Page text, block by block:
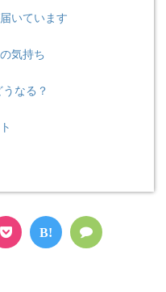
いています
気持ち
なる？
B!